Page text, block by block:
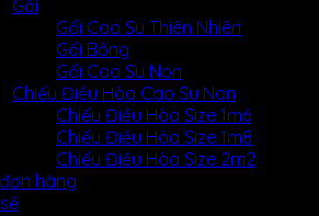
Gối
Gối Cao Su Thiên Nhiên
Gối Bông
Gối Cao Su Non
Chiếu Điều Hòa Cao Su Non
Chiếu Điều Hòa Size 1m6
Chiếu Điều Hòa Size 1m8
Chiếu Điều Hòa Size 2m2
hàng